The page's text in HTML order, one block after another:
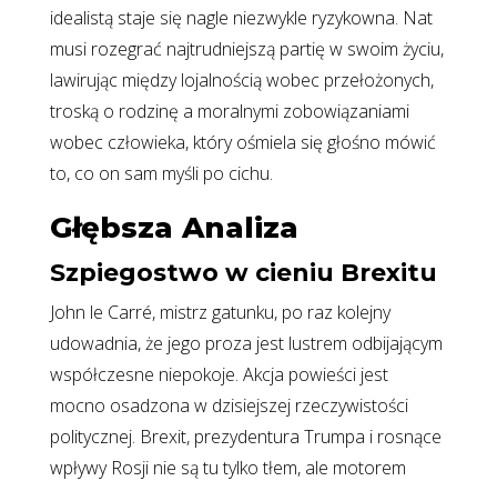
idealistą staje się nagle niezwykle ryzykowna. Nat
musi rozegrać najtrudniejszą partię w swoim życiu,
lawirując między lojalnością wobec przełożonych,
troską o rodzinę a moralnymi zobowiązaniami
wobec człowieka, który ośmiela się głośno mówić
to, co on sam myśli po cichu.
Głębsza Analiza
Szpiegostwo w cieniu Brexitu
John le Carré, mistrz gatunku, po raz kolejny
udowadnia, że jego proza jest lustrem odbijającym
współczesne niepokoje. Akcja powieści jest
mocno osadzona w dzisiejszej rzeczywistości
politycznej. Brexit, prezydentura Trumpa i rosnące
wpływy Rosji nie są tu tylko tłem, ale motorem